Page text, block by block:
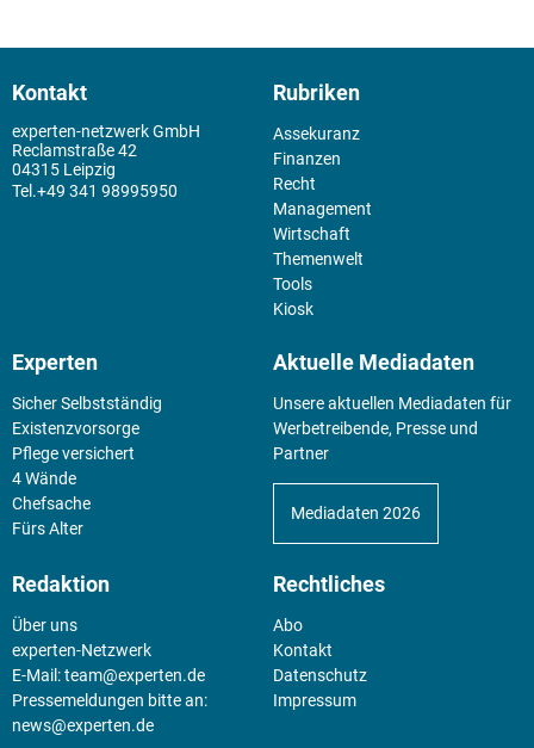
Kontakt
experten-netzwerk GmbH
Reclamstraße 42
04315 Leipzig
+49 341 98995950
Rubriken
Assekuranz
Finanzen
Recht
Management
Wirtschaft
Themenwelt
Tools
Kiosk
Experten
Sicher Selbstständig
Existenz­vorsorge
Pflege versichert
4 Wände
Chefsache
Fürs Alter
Aktuelle Mediadaten
Unsere aktuellen Mediadaten für
Werbetreibende, Presse und
Partner
Mediadaten 2026
Redaktion
Über uns
experten-Netzwerk
E-Mail:team@experten.de
Pressemeldungen bitte an:
news@experten.de
Rechtliches
Abo
Kontakt
Datenschutz
Impressum